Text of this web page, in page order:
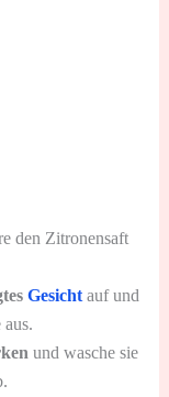
den Zitronensaft
Gesichtauf und
und wasche sie